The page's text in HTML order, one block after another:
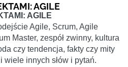
AGILE
AGILE
Agile, Scrum, Agile
Master, zespół zwinny, kultura
czy tendencja, fakty czy mity
innych słów i pytań.